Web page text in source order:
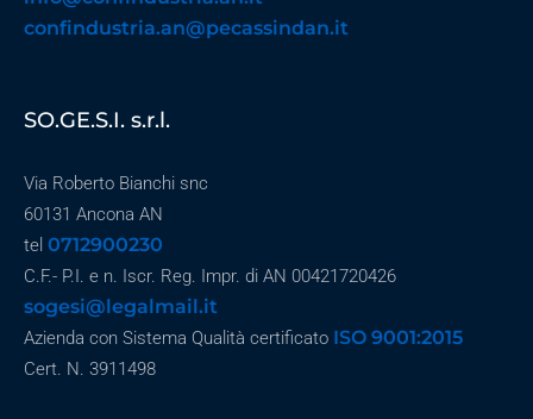
confindustria.an@pecassindan.it
SO.GE.S.I. s.r.l.
Via Roberto Bianchi snc
60131 Ancona AN
tel 0712900230
C.F.- P.I. e n. Iscr. Reg. Impr. di AN 00421720426
sogesi@legalmail.it
Azienda con Sistema Qualità certificato ISO 9001:2015
Cert. N. 3911498